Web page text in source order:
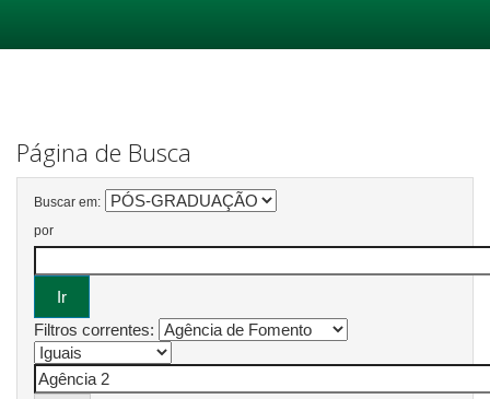
Página de Busca
Buscar em:
por
Filtros correntes: